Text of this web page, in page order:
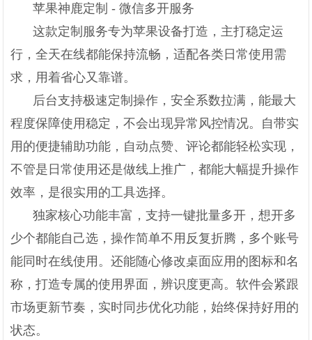
苹果神鹿定制 - 微信多开服务
这款定制服务专为苹果设备打造，主打稳定运
行，全天在线都能保持流畅，适配各类日常使用需
求，用着省心又靠谱。
后台支持极速定制操作，安全系数拉满，能最大
程度保障使用稳定，不会出现异常风控情况。自带实
用的便捷辅助功能，自动点赞、评论都能轻松实现，
不管是日常使用还是做线上推广，都能大幅提升操作
效率，是很实用的工具选择。
独家核心功能丰富，支持一键批量多开，想开多
少个都能自己选，操作简单不用反复折腾，多个账号
能同时在线使用。还能随心修改桌面应用的图标和名
称，打造专属的使用界面，辨识度更高。软件会紧跟
市场更新节奏，实时同步优化功能，始终保持好用的
状态。